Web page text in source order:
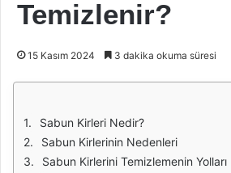
Temizlenir?
15 Kasım 2024 3 dakika okuma süresi
Sabun Kirleri Nedir?
Sabun Kirlerinin Nedenleri
Sabun Kirlerini Temizlemenin Yolları